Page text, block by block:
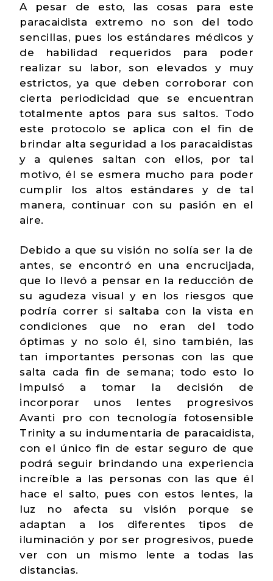
A pesar de esto, las cosas para este
paracaidista extremo no son del todo
sencillas, pues los estándares médicos y
de habilidad requeridos para poder
realizar su labor, son elevados y muy
estrictos, ya que deben corroborar con
cierta periodicidad que se encuentran
totalmente aptos para sus saltos. Todo
este protocolo se aplica con el fin de
brindar alta seguridad a los paracaidistas
y a quienes saltan con ellos, por tal
motivo, él se esmera mucho para poder
cumplir los altos estándares y de tal
manera, continuar con su pasión en el
aire.
Debido a que su visión no solía ser la de
antes, se encontró en una encrucijada,
que lo llevó a pensar en la reducción de
su agudeza visual y en los riesgos que
podría correr si saltaba con la vista en
condiciones que no eran del todo
óptimas y no solo él, sino también, las
tan importantes personas con las que
salta cada fin de semana; todo esto lo
impulsó a tomar la decisión de
incorporar unos lentes progresivos
Avanti pro con tecnología fotosensible
Trinity a su indumentaria de paracaidista,
con el único fin de estar seguro de que
podrá seguir brindando una experiencia
increíble a las personas con las que él
hace el salto, pues con estos lentes, la
luz no afecta su visión porque se
adaptan a los diferentes tipos de
iluminación y por ser progresivos, puede
ver con un mismo lente a todas las
distancias.